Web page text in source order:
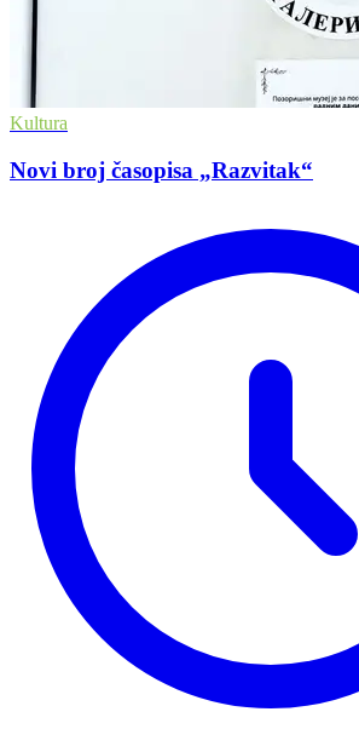
Kultura
Novi broj časopisa „Razvitak“